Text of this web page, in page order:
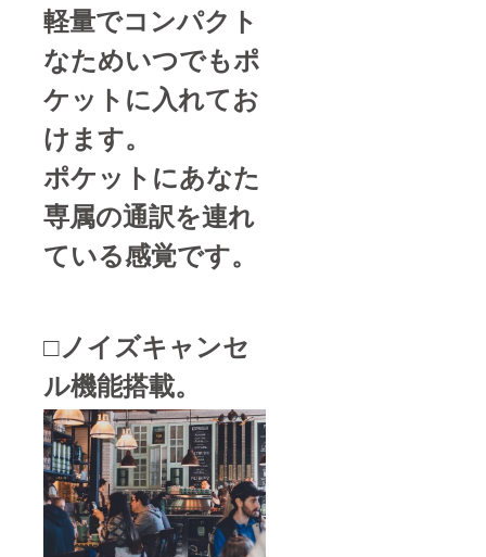
軽量でコンパクト
なためいつでもポ
ケットに入れてお
けます。
ポケットにあなた
専属の通訳を連れ
ている感覚です。
□ノイズキャンセ
ル機能搭載。